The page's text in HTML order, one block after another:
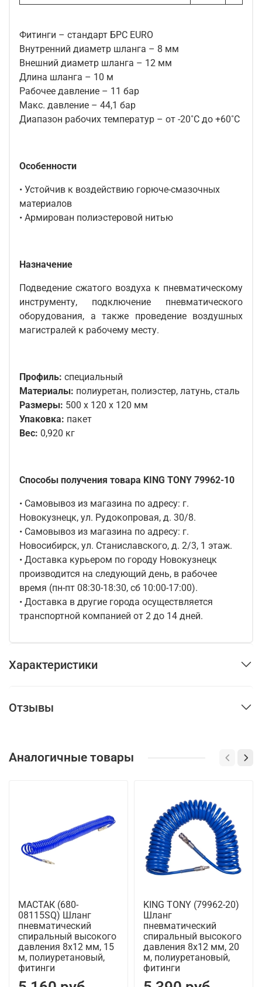
Фитинги – стандарт БРС EURO
Внутренний диаметр шланга – 8 мм
Внешний диаметр шланга – 12 мм
Длина шланга – 10 м
Рабочее давление – 11 бар
Макс. давление – 44,1 бар
Диапазон рабочих температур – от -20˚C до +60˚C
Особенности
• Устойчив к воздействию горюче-смазочных
материалов
• Армирован полиэстеровой нитью
Назначение
Подведение сжатого воздуха к пневматическому
инструменту, подключение пневматического
оборудования, а также проведение воздушных
магистралей к рабочему месту.
Профиль: специальный
Материалы: полиуретан, полиэстер, латунь, сталь
Размеры: 500 х 120 х 120 мм
Упаковка: пакет
Вес: 0,920 кг
Способы получения товара KING TONY 79962-10
• Самовывоз из магазина по адресу: г.
Новокузнецк, ул. Рудокопровая, д. 30/8.
• Самовывоз из магазина по адресу: г.
Новосибирск, ул. Станиславского, д. 2/3, 1 этаж.
• Доставка курьером по городу Новокузнецк
производится на следующий день, в рабочее
время (пн-пт 08:30-18:30, сб 10:00-17:00).
• Доставка в другие города осуществляется
транспортной компанией от 2 до 14 дней.
Характеристики
Отзывы
Аналогичные товары
МАСТАК (680-
08115SQ) Шланг
пневматический
спиральный высокого
давления 8х12 мм, 15
м, полиуретановый,
фитинги
KING TONY (79962-20)
Шланг
пневматический
спиральный высокого
давления 8х12 мм, 20
м, полиуретановый,
фитинги